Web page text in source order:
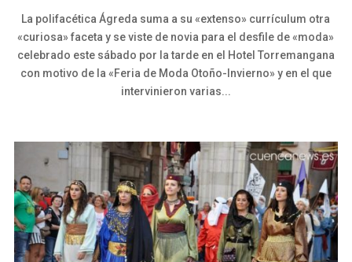
La polifacética Ágreda suma a su «extenso» currículum otra
«curiosa» faceta y se viste de novia para el desfile de «moda»
celebrado este sábado por la tarde en el Hotel Torremangana
con motivo de la «Feria de Moda Otoño-Invierno» y en el que
intervinieron varias...